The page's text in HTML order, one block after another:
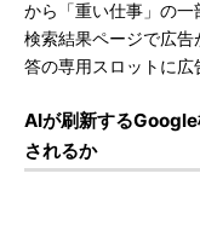
から「重い仕事」の
検索結果ページで広
答の専用スロットに広
AIが刷新する
されるか